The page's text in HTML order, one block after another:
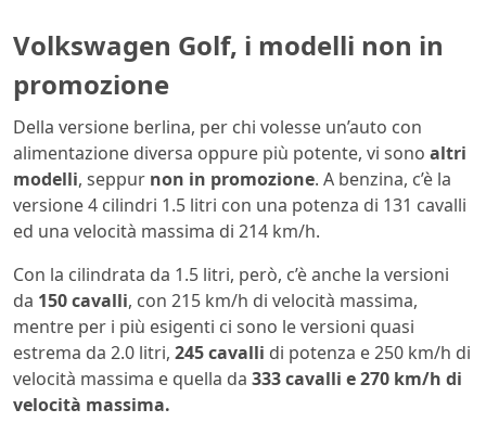
Volkswagen Golf, i modelli non in
promozione
Della versione berlina, per chi volesse un’auto con
alimentazione diversa oppure più potente, vi sono altri
modelli, seppur non in promozione. A benzina, c’è la
versione 4 cilindri 1.5 litri con una potenza di 131 cavalli
ed una velocità massima di 214 km/h.
Con la cilindrata da 1.5 litri, però, c’è anche la versioni
da 150 cavalli, con 215 km/h di velocità massima,
mentre per i più esigenti ci sono le versioni quasi
estrema da 2.0 litri, 245 cavalli di potenza e 250 km/h di
velocità massima e quella da 333 cavalli e 270 km/h di
velocità massima.